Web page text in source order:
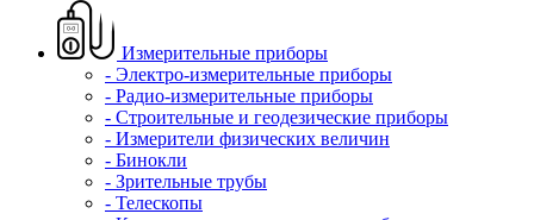
Измерительные приборы
- Электро-измерительные приборы
- Радио-измерительные приборы
- Строительные и геодезические приборы
- Измерители физических величин
- Бинокли
- Зрительные трубы
- Телескопы